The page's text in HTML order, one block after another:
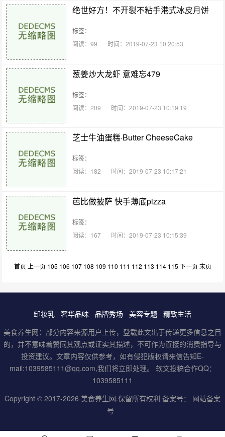
绝世好方！不开裂不粘手港式冰皮月饼
标签：
阅读：99
时间：2019-07-23 10:20:53
葱姜炒大龙虾 意难忘479
标签：
阅读：209
时间：2019-07-23 10:19:19
芝士牛油蛋糕·Butter CheeseCake
标签：
阅读：182
时间：2019-07-23 10:17:21
芭比做披萨 快手薄底pizza
标签：
阅读：167
时间：2019-07-23 10:15:39
首页 上一页 105 106 107 108 109 110 111 112 113 114 115 下一页 末页
卸妆乳 奢华品味 品牌秀场 美容专题 精致生活
美食养生网：部分内容来源用户上传，登载此文出于传递更多信息之目
的，并不意味着赞同其观点或证实其描述，不可作为直接的消费指导与
投资建议。文章内容仅供参考，如有侵犯版权请来信告知E-
mail:1039585111@qq.com,我们将立即处理。 软文投稿合作QQ：
1039585111
Copyright © 2017-2026 美食养生网.保留所有权利 备案号： 网站备案
号